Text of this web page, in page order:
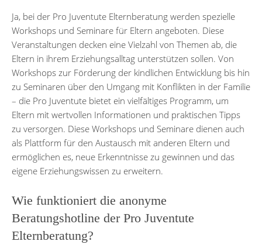
Ja, bei der Pro Juventute Elternberatung werden spezielle
Workshops und Seminare für Eltern angeboten. Diese
Veranstaltungen decken eine Vielzahl von Themen ab, die
Eltern in ihrem Erziehungsalltag unterstützen sollen. Von
Workshops zur Förderung der kindlichen Entwicklung bis hin
zu Seminaren über den Umgang mit Konflikten in der Familie
– die Pro Juventute bietet ein vielfältiges Programm, um
Eltern mit wertvollen Informationen und praktischen Tipps
zu versorgen. Diese Workshops und Seminare dienen auch
als Plattform für den Austausch mit anderen Eltern und
ermöglichen es, neue Erkenntnisse zu gewinnen und das
eigene Erziehungswissen zu erweitern.
Wie funktioniert die anonyme
Beratungshotline der Pro Juventute
Elternberatung?